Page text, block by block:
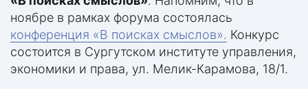
ноябре в рамках форума состоялась
конференция «В поисках смыслов». Конкурс
состоится в Сургутском институте управления,
экономики и права, ул. Мелик-Карамова, 18/1.